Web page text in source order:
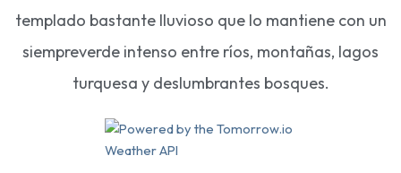
templado bastante lluvioso que lo mantiene con un
siempreverde intenso entre ríos, montañas, lagos
turquesa y deslumbrantes bosques.